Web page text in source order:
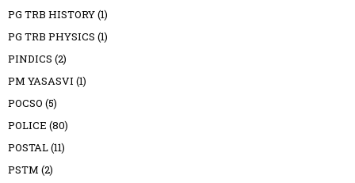
PG TRB HISTORY(1)
PG TRB PHYSICS (1)
PINDICS (2)
PM YASASVI (1)
POCSO (5)
POLICE (80)
POSTAL(11)
PSTM (2)